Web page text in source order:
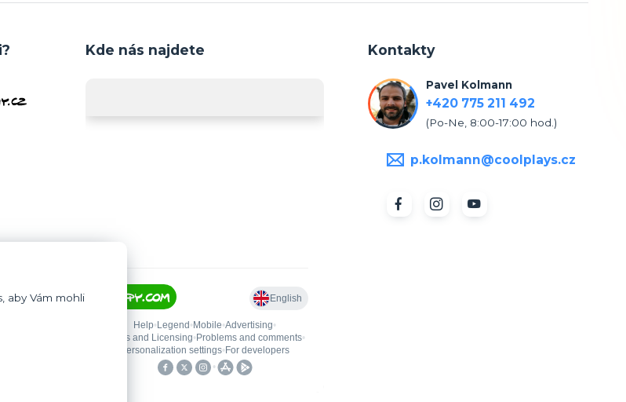
Kde nás najdete Kontakty
Pavel Kolmann
+420 775 211 492
(Po-Ne, 8:00-17:00 hod.)
p.kolmann@coolplays.cz
aby Vám mohli